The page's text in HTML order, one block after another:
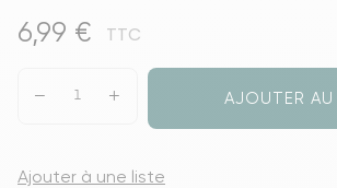
6,99 € TTC
AJOUTER AU
Ajouter à une liste